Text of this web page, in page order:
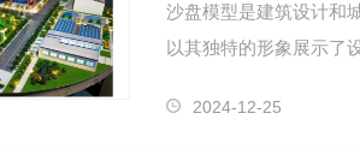
沙盘模型是建筑设计和
以其独特的形象展示了
2024-12-25